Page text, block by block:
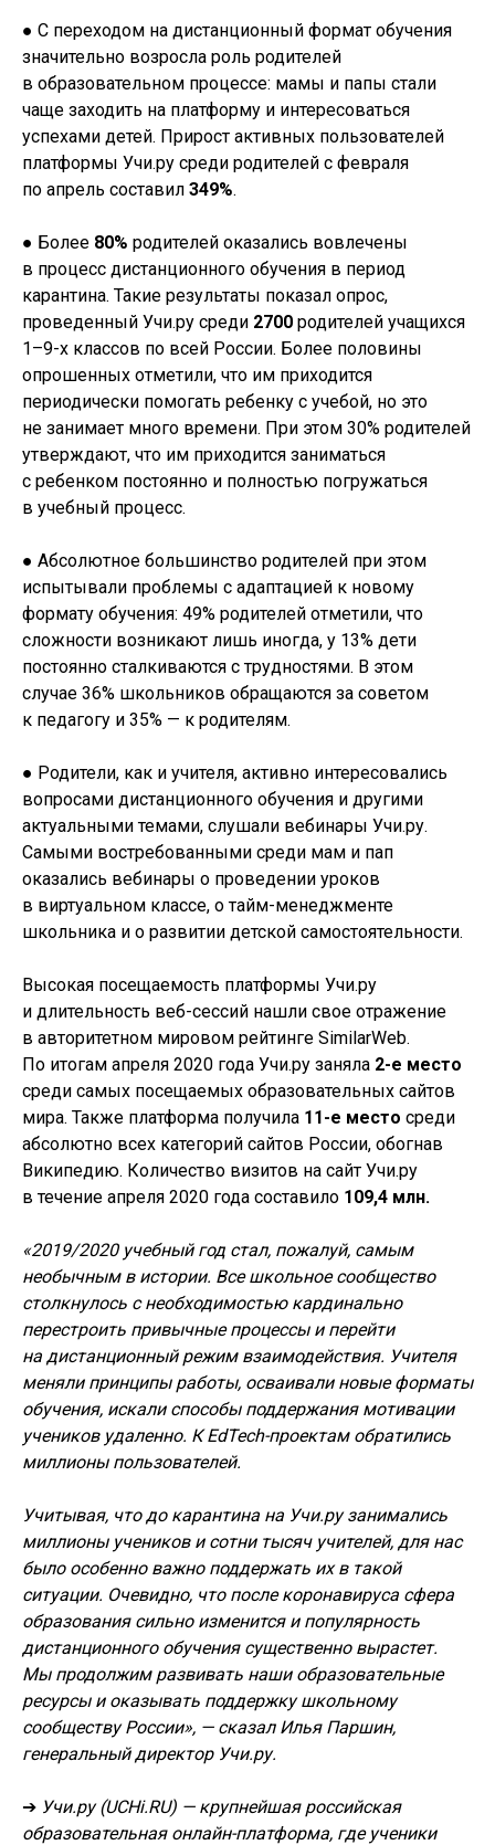
● С переходом на дистанционный формат обучения
значительно возросла роль родителей
в образовательном процессе: мамы и папы стали
чаще заходить на платформу и интересоваться
успехами детей. Прирост активных пользователей
платформы Учи.ру среди родителей с февраля
по апрель составил 349%.
● Более 80% родителей оказались вовлечены
в процесс дистанционного обучения в период
карантина. Такие результаты показал опрос,
проведенный Учи.ру среди 2700 родителей учащихся
1–9-х классов по всей России. Более половины
опрошенных отметили, что им приходится
периодически помогать ребенку с учебой, но это
не занимает много времени. При этом 30% родителей
утверждают, что им приходится заниматься
с ребенком постоянно и полностью погружаться
в учебный процесс.
● Абсолютное большинство родителей при этом
испытывали проблемы с адаптацией к новому
формату обучения: 49% родителей отметили, что
сложности возникают лишь иногда, у 13% дети
постоянно сталкиваются с трудностями. В этом
случае 36% школьников обращаются за советом
к педагогу и 35% — к родителям.
● Родители, как и учителя, активно интересовались
вопросами дистанционного обучения и другими
актуальными темами, слушали вебинары Учи.ру.
Самыми востребованными среди мам и пап
оказались вебинары о проведении уроков
в виртуальном классе, о тайм-менеджменте
школьника и о развитии детской самостоятельности.
Высокая посещаемость платформы Учи.ру
и длительность веб-сессий нашли свое отражение
в авторитетном мировом рейтинге SimilarWeb.
По итогам апреля 2020 года Учи.ру заняла 2-е место
среди самых посещаемых образовательных сайтов
мира. Также платформа получила 11-е место среди
абсолютно всех категорий сайтов России, обогнав
Википедию. Количество визитов на сайт Учи.ру
в течение апреля 2020 года составило 109,4 млн.
«2019/2020 учебный год стал, пожалуй, самым
необычным в истории. Все школьное сообщество
столкнулось с необходимостью кардинально
перестроить привычные процессы и перейти
на дистанционный режим взаимодействия. Учителя
меняли принципы работы, осваивали новые форматы
обучения, искали способы поддержания мотивации
учеников удаленно. К EdTech-проектам обратились
миллионы пользователей.
Учитывая, что до карантина на Учи.ру занимались
миллионы учеников и сотни тысяч учителей, для нас
было особенно важно поддержать их в такой
ситуации. Очевидно, что после коронавируса сфера
образования сильно изменится и популярность
дистанционного обучения существенно вырастет.
Мы продолжим развивать наши образовательные
ресурсы и оказывать поддержку школьному
сообществу России», — сказал Илья Паршин,
генеральный директор Учи.ру.
➔ Учи.ру (UCHi.RU) — крупнейшая российская
образовательная онлайн-платформа, где ученики